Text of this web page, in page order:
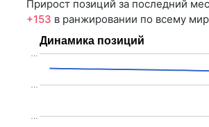
Прирост позиций за последний
+153 в ранжировании по всему
Динамика позиций
…
…